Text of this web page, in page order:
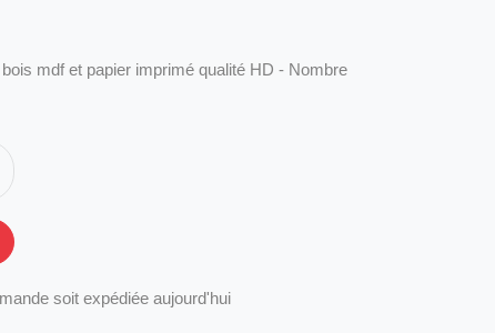
mdf et papier imprimé qualité HD - Nombre
soit expédiée aujourd'hui